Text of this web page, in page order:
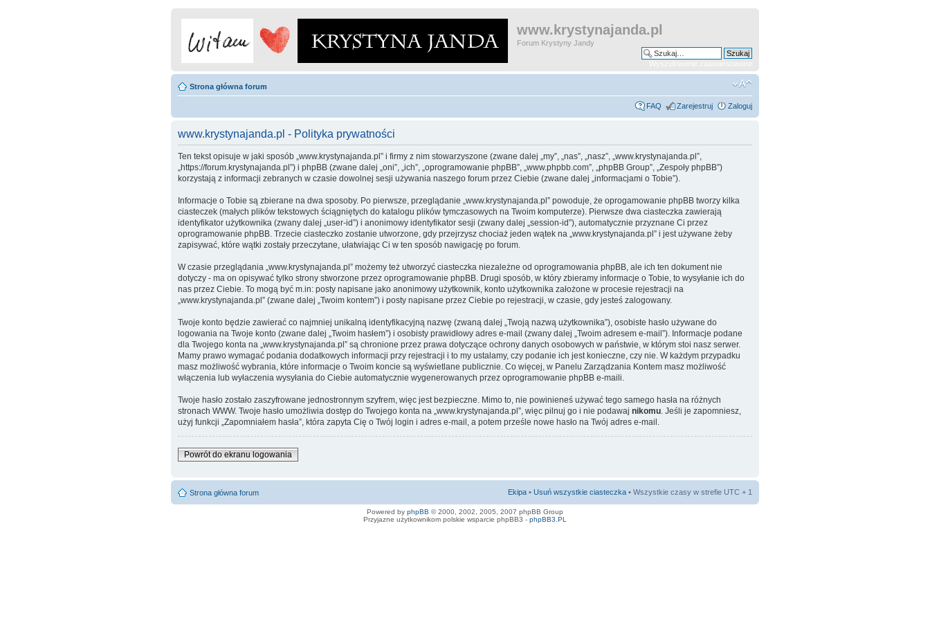
www.krystynajanda.pl
Forum Krystyny Jandy
Strona główna forum
FAQ Zarejestruj Zaloguj
www.krystynajanda.pl - Polityka prywatności
Ten tekst opisuje w jaki sposób „www.krystynajanda.pl” i firmy z nim stowarzyszone (zwane dalej „my”, „nas”, „nasz”, „www.krystynajanda.pl”,
„https://forum.krystynajanda.pl”) i phpBB (zwane dalej „oni”, „ich”, „oprogramowanie phpBB”, „www.phpbb.com”, „phpBB Group”, „Zespoły phpBB”)
korzystają z informacji zebranych w czasie dowolnej sesji używania naszego forum przez Ciebie (zwane dalej „informacjami o Tobie”).
Informacje o Tobie są zbierane na dwa sposoby. Po pierwsze, przeglądanie „www.krystynajanda.pl” powoduje, że oprogamowanie phpBB tworzy kilka
ciasteczek (małych plików tekstowych ściągniętych do katalogu plików tymczasowych na Twoim komputerze). Pierwsze dwa ciasteczka zawierają
identyfikator użytkownika (zwany dalej „user-id”) i anonimowy identyfikator sesji (zwany dalej „session-id”), automatycznie przyznane Ci przez
oprogramowanie phpBB. Trzecie ciasteczko zostanie utworzone, gdy przejrzysz chociaż jeden wątek na „www.krystynajanda.pl” i jest używane żeby
zapisywać, które wątki zostały przeczytane, ułatwiając Ci w ten sposób nawigację po forum.
W czasie przeglądania „www.krystynajanda.pl” możemy też utworzyć ciasteczka niezależne od oprogramowania phpBB, ale ich ten dokument nie
dotyczy - ma on opisywać tylko strony stworzone przez oprogramowanie phpBB. Drugi sposób, w który zbieramy informacje o Tobie, to wysyłanie ich do
nas przez Ciebie. To mogą być m.in: posty napisane jako anonimowy użytkownik, konto użytkownika założone w procesie rejestracji na
„www.krystynajanda.pl” (zwane dalej „Twoim kontem”) i posty napisane przez Ciebie po rejestracji, w czasie, gdy jesteś zalogowany.
Twoje konto będzie zawierać co najmniej unikalną identyfikacyjną nazwę (zwaną dalej „Twoją nazwą użytkownika”), osobiste hasło używane do
logowania na Twoje konto (zwane dalej „Twoim hasłem”) i osobisty prawidłowy adres e-mail (zwany dalej „Twoim adresem e-mail”). Informacje podane
dla Twojego konta na „www.krystynajanda.pl” są chronione przez prawa dotyczące ochrony danych osobowych w państwie, w którym stoi nasz serwer.
Mamy prawo wymagać podania dodatkowych informacji przy rejestracji i to my ustalamy, czy podanie ich jest konieczne, czy nie. W każdym przypadku
masz możliwość wybrania, które informacje o Twoim koncie są wyświetlane publicznie. Co więcej, w Panelu Zarządzania Kontem masz możliwość
włączenia lub wyłaczenia wysyłania do Ciebie automatycznie wygenerowanych przez oprogramowanie phpBB e-maili.
Twoje hasło zostało zaszyfrowane jednostronnym szyfrem, więc jest bezpieczne. Mimo to, nie powinieneś używać tego samego hasła na różnych
stronach WWW. Twoje hasło umożliwia dostęp do Twojego konta na „www.krystynajanda.pl”, więc pilnuj go i nie podawaj nikomu. Jeśli je zapomniesz,
użyj funkcji „Zapomniałem hasła”, która zapyta Cię o Twój login i adres e-mail, a potem prześle nowe hasło na Twój adres e-mail.
Powrót do ekranu logowania
Strona główna forum Ekipa • Usuń wszystkie ciasteczka • Wszystkie czasy w strefie UTC + 1
Powered by phpBB © 2000, 2002, 2005, 2007 phpBB Group
Przyjazne użytkownikom polskie wsparcie phpBB3 - phpBB3.PL